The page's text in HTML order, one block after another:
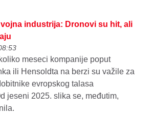
industrija: Dronovi su hit, ali
meseci kompanije poput
ili Hensoldta na berzi su važile za
evropskog talasa
jeseni 2025. slika se, međutim,